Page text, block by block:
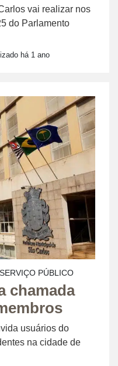
vai realizar nos
do Parlamento
há 1 ano
PÚBLICO
chamada
usuários do
na cidade de